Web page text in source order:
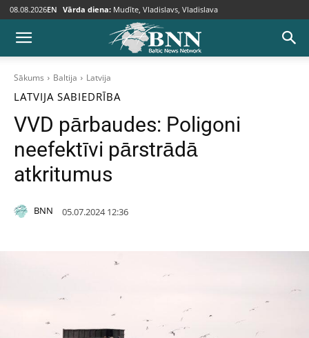
08.08.2026EN Vārda diena: Mudīte, Vladislavs, Vladislava
Sākums Baltija Latvija
LATVIJA SABIEDRĪBA
VVD pārbaudes: Poligoni
neefektīvi pārstrādā
atkritumus
BNN 05.07.2024 12:36